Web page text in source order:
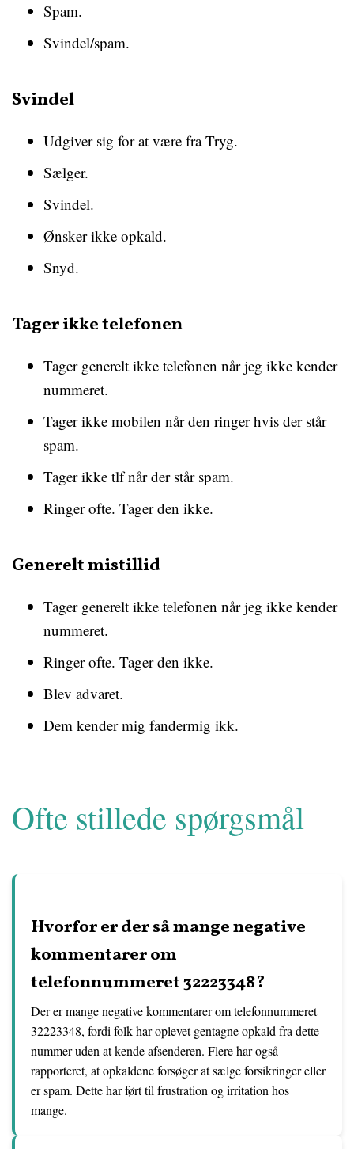
Spam.
Svindel/spam.
Svindel
Udgiver sig for at være fra Tryg.
Sælger.
Svindel.
Ønsker ikke opkald.
Snyd.
Tager ikke telefonen
Tager generelt ikke telefonen når jeg ikke kender
nummeret.
Tager ikke mobilen når den ringer hvis der står
spam.
Tager ikke tlf når der står spam.
Ringer ofte. Tager den ikke.
Generelt mistillid
Tager generelt ikke telefonen når jeg ikke kender
nummeret.
Ringer ofte. Tager den ikke.
Blev advaret.
Dem kender mig fandermig ikk.
Ofte stillede spørgsmål
Hvorfor er der så mange negative
kommentarer om
telefonnummeret 32223348?
Der er mange negative kommentarer om telefonnummeret
32223348, fordi folk har oplevet gentagne opkald fra dette
nummer uden at kende afsenderen. Flere har også
rapporteret, at opkaldene forsøger at sælge forsikringer eller
er spam. Dette har ført til frustration og irritation hos
mange.